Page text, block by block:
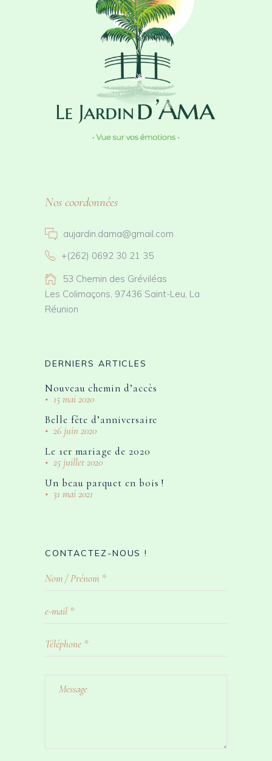
Nos coordonnées
aujardin.dama@gmail.com
+(262) 0692 30 21 35
53 Chemin des Gréviléas
Les Colimaçons, 97436 Saint-Leu, La
Réunion
DERNIERS ARTICLES
Nouveau chemin d’accès
15 mai 2020
Belle fête d’anniversaire
26 juin 2020
Le 1er mariage de 2020
25 juillet 2020
Un beau parquet en bois !
31 mai 2021
CONTACTEZ-NOUS !